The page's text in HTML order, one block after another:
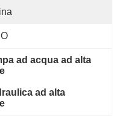
ad acqua ad alta
ad alta